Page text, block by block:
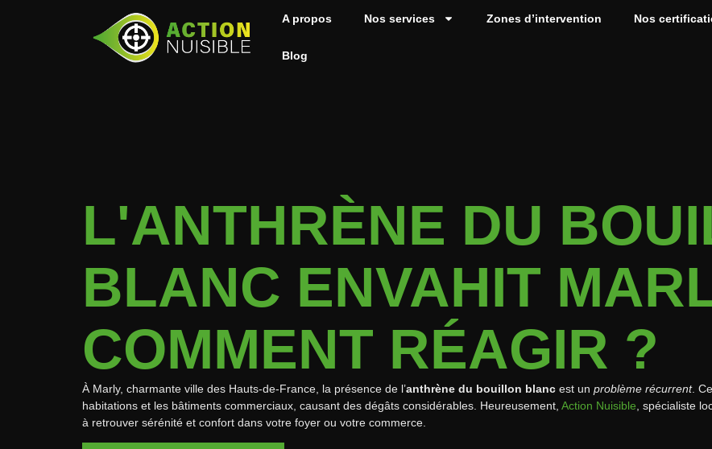
A propos Nos services Zones d’intervention Nos
Blog
L'ANTHRÈNE DU
BLANC ENVAHIT
COMMENT RÉAGIR ?
À Marly, charmante ville des Hauts-de-France, la présence de l’anthrène du bouillon blanc est un problème récurrent.
habitations et les bâtiments commerciaux, causant des dégâts considérables. Heureusement, Action Nuisible , spécialiste
à retrouver sérénité et confort dans votre foyer ou votre commerce.